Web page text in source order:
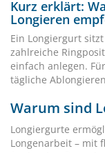
Kurz erklärt:
Longieren
Ein Longiergurt
zahlreiche
einfach anlegen.
tägliche
Warum sind
Longiergurte
Longenarbeit – mit